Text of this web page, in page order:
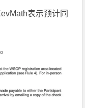
表示预计同